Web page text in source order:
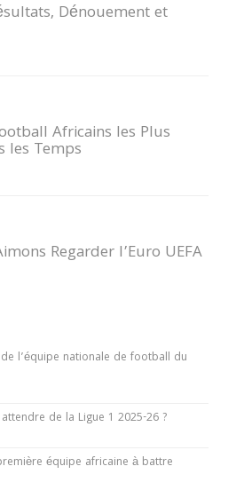
Dénouement et
Africains les Plus
les Temps
Regarder l’Euro UEFA
savoir sur la Coupe
nationale de football
l’équipe nationale de football du
de la Ligue 1 2025-26 ?
équipe africaine à battre